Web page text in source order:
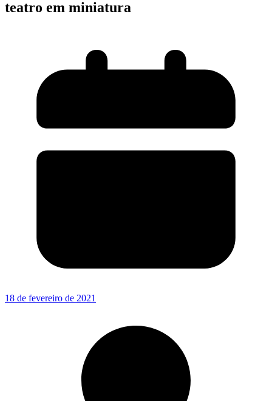
teatro em miniatura
18 de fevereiro de 2021